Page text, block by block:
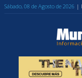
Sábado, 08 de Agosto de 2026 |